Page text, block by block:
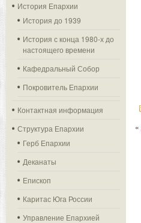
История Епархии
История до 1939
История с конца 1980-х до
настоящего времени
Кафедральный Собор
Покровитель Епархии
Контактная информация
Структура Епархии
Герб Епархии
Деканаты
Епископ
Каритас Юга России
Управление Епархией
«